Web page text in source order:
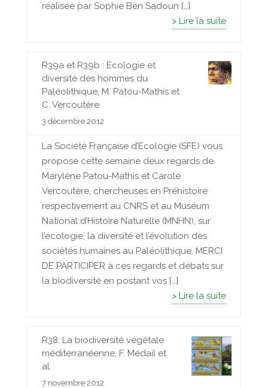
réalisée par Sophie Ben Sadoun […]
> Lire la suite
R39a et R39b : Ecologie et
diversité des hommes du
Paléolithique, M. Patou-Mathis et
C. Vercoutère
3 décembre 2012
La Société Française d’Ecologie (SFE) vous
propose cette semaine deux regards de
Marylène Patou-Mathis et Carole
Vercoutère, chercheuses en Préhistoire
respectivement au CNRS et au Muséum
National d’Histoire Naturelle (MNHN), sur
l’écologie, la diversité et l’évolution des
sociétés humaines au Paléolithique. MERCI
DE PARTICIPER à ces regards et débats sur
la biodiversité en postant vos […]
> Lire la suite
R38: La biodiversité végétale
méditerranéenne, F. Médail et
al.
7 novembre 2012